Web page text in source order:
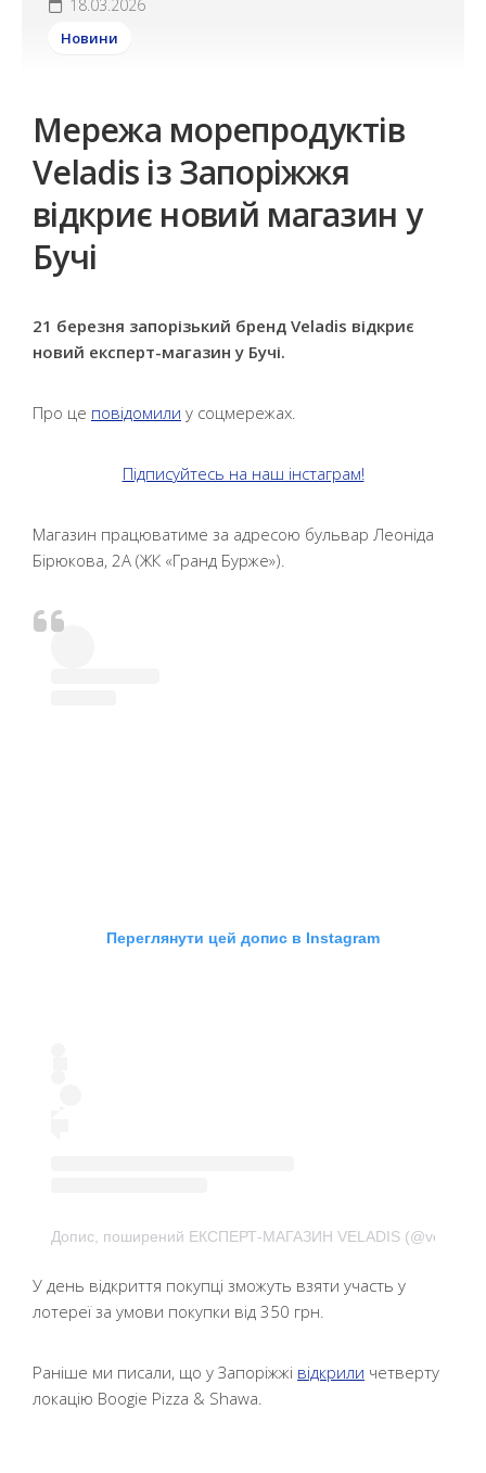
18.03.2026
Новини
Мережа морепродуктів
Veladis із Запоріжжя
відкриє новий магазин у
Бучі
21 березня запорізький бренд Veladis відкриє
новий експерт-магазин у Бучі.
Про це повідомили у соцмережах.
Підписуйтесь на наш інстаграм!
Магазин працюватиме за адресою бульвар Леоніда
Бірюкова, 2А (ЖК «Гранд Бурже»).
Переглянути цей допис в Instagram
Допис, поширений ЕКСПЕРТ-МАГАЗИН VELADIS
У день відкриття покупці зможуть взяти участь у
лотереї за умови покупки від 350 грн.
Раніше ми писали, що у Запоріжжі відкрили четверту
локацію Boogie Pizza & Shawa.